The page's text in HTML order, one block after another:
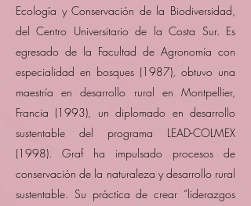
Ecología y Conservación de la Biodiversidad,
del Centro Universitario de la Costa Sur. Es
egresado de la Facultad de Agronomía con
especialidad en bosques (1987), obtuvo una
maestría en desarrollo rural en Montpellier,
Francia (1993), un diplomado en desarrollo
sustentable del programa LEAD-COLMEX
(1998). Graf ha impulsado procesos de
conservación de la naturaleza y desarrollo rural
sustentable. Su práctica de crear “liderazgos